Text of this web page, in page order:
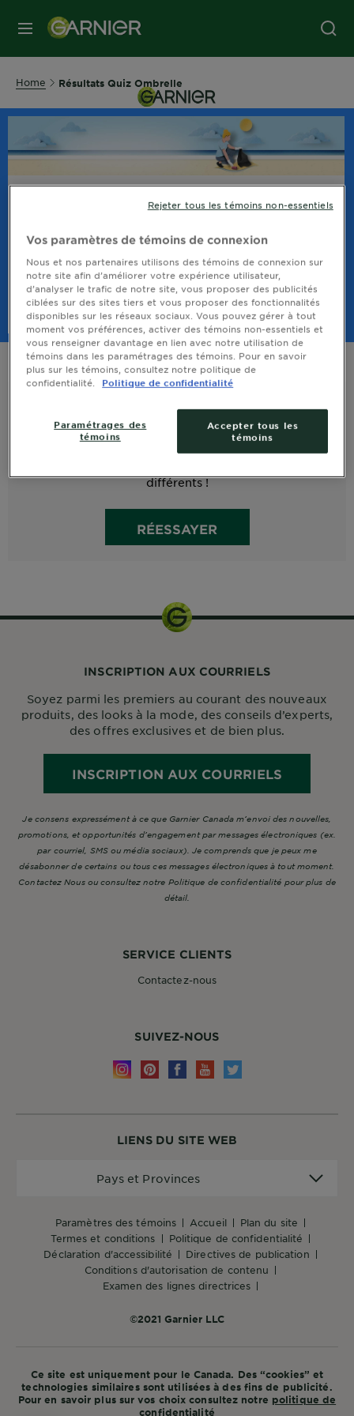
MENU
Home Résultats Quiz Ombrelle
recommandons...
Ce produit n'est pas disponible.
différents !
RÉESSAYER
LIENS DU SITE WEB
paramètres des témoins accueil
plan du site
termes et conditions
politique de confidentialité
déclaration d'accessibilité
directives de publication
conditions d'autorisation de contenu
examen des lignes directrices
©2021 Garnier LLC
Pays et Provinces
SERVICE CLIENTS
Contactez-nous
SUIVEZ-NOUS
INSCRIPTION AUX COURRIELS
Soyez parmi les premiers au courant des nouveaux
produits, des looks à la mode, des conseils d’experts,
des offres exclusives et de bien plus.
INSCRIPTION AUX COURRIELS
Je consens expressément à ce que Garnier Canada m’envoi des nouvelles,
promotions, et opportunités d’engagement par messages électroniques (ex.
par courriel, SMS ou média sociaux). Je comprends que je peux me
désabonner de certains ou tous ces messages électroniques à tout moment.
Contactez Nous ou consultez notre Politique de confidentialité pour plus de
détail.
Ce site est uniquement pour le Canada. Des “cookies” et
technologies similaires sont utilisées à des fins de publicité.
Pour en savoir plus sur vos choix consultez notre politique de
confidentialité
Vos paramètres de témoins de connexion
Nous et nos partenaires utilisons des témoins de connexion sur
notre site afin d’améliorer votre expérience utilisateur,
d’analyser le trafic de notre site, vous proposer des publicités
ciblées sur des sites tiers et vous proposer des fonctionnalités
disponibles sur les réseaux sociaux. Vous pouvez gérer à tout
moment vos préférences, activer des témoins non-essentiels et
vous renseigner davantage en lien avec notre utilisation de
témoins dans les paramétrages des témoins. Pour en savoir
plus sur les témoins, consultez notre politique de
confidentialité.
Politique de confidentialité
Accepter tous les
témoins
Paramétrages des
témoins
Rejeter tous les témoins non-essentiels